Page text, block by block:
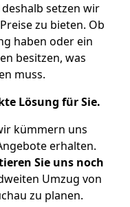
setzen wir
zu bieten. Ob
haben oder ein
besitzen, was
muss.
Lösung für Sie.
kümmern uns
erhalten.
Sie uns noch
Umzug von
zu planen.